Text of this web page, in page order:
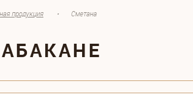
продукция • Сметана